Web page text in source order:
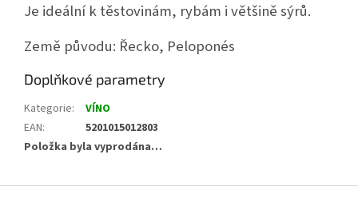
Je ideální k těstovinám, rybám i většině sýrů.
Země původu: Řecko, Peloponés
Doplňkové parametry
Kategorie:
VÍNO
EAN:
5201015012803
Položka byla vyprodána…